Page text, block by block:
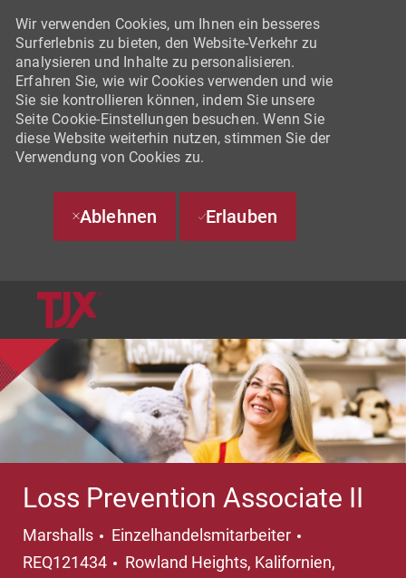
Wir verwenden Cookies, um Ihnen ein besseres
Surferlebnis zu bieten, den Website-Verkehr zu
analysieren und Inhalte zu personalisieren.
Erfahren Sie, wie wir Cookies verwenden und wie
Sie sie kontrollieren können, indem Sie unsere
Seite Cookie-Einstellungen besuchen. Wenn Sie
diese Website weiterhin nutzen, stimmen Sie der
Verwendung von Cookies zu.
Ablehnen Erlauben
Loss Prevention Associate II
Marshalls Kategorie
Einzelhandelsmitarbeiter
REQ121434
Ort
Rowland Heights, Kalifornien,